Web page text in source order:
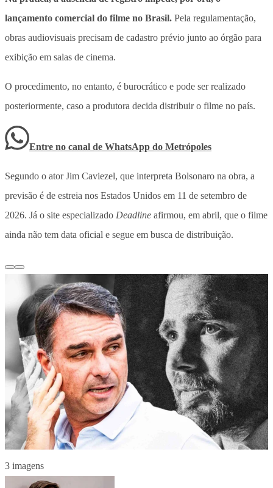
lançamento comercial do filme no Brasil. Pela regulamentação,
obras audiovisuais precisam de cadastro prévio junto ao órgão para
exibição em salas de cinema.
O procedimento, no entanto, é burocrático e pode ser realizado
posteriormente, caso a produtora decida distribuir o filme no país.
Entre no canal de WhatsApp do Metrópoles
Segundo o ator Jim Caviezel, que interpreta Bolsonaro na obra, a
previsão é de estreia nos Estados Unidos em 11 de setembro de
2026. Já o site especializado Deadline afirmou, em abril, que o filme
ainda não tem data oficial e segue em busca de distribuição.
3 imagens